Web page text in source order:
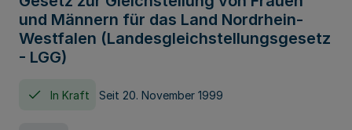
und Männern für das Land Nordrhein-
Westfalen (Landesgleichstellungsgesetz
- LGG)
In Kraft Seit 20. November 1999